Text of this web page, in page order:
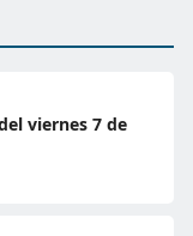
viernes 7 de